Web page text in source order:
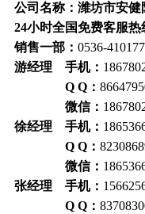
公司名称：潍坊市安健
24小时全国免费客服热
销售一部： 0536-
游经理 手机：
Q Q：
微信：
徐经理 手机：
Q Q：
微信：
张经理 手机：
Q Q：